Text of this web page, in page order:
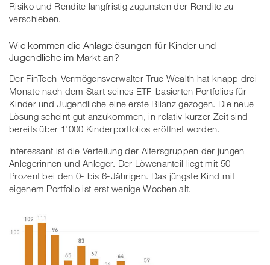
Risiko und Rendite langfristig zugunsten der Rendite zu
verschieben.
Wie kommen die Anlagelösungen für Kinder und
Jugendliche im Markt an?
Der FinTech-Vermögensverwalter True Wealth hat knapp drei
Monate nach dem Start seines ETF-basierten Portfolios für
Kinder und Jugendliche eine erste Bilanz gezogen. Die neue
Lösung scheint gut anzukommen, in relativ kurzer Zeit sind
bereits über 1'000 Kinderportfolios eröffnet worden.
Interessant ist die Verteilung der Altersgruppen der jungen
Anlegerinnen und Anleger. Der Löwenanteil liegt mit 50
Prozent bei den 0- bis 6-Jährigen. Das jüngste Kind mit
eigenem Portfolio ist erst wenige Wochen alt.